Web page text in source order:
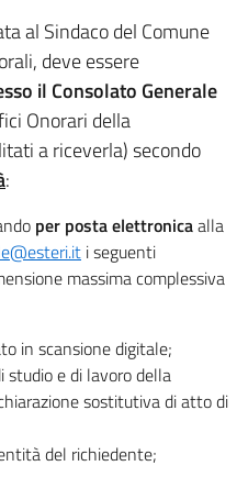
al Sindaco del Comune
deve essere
il Consolato Generale
Onorari della
a riceverla) secondo
:
per posta elettronicaalla
i seguenti
massima complessiva
in scansione digitale;
studio e di lavoro della
sostitutiva di atto di
del richiedente;